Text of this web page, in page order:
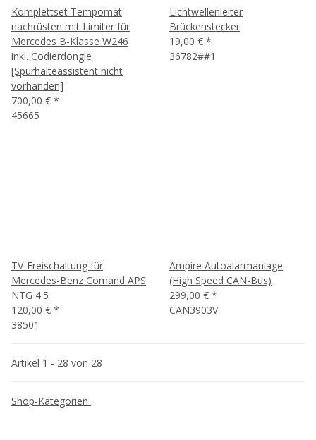
Komplettset Tempomat
nachrüsten mit Limiter für
Mercedes B-Klasse W246
inkl. Codierdongle
[Spurhalteassistent nicht
vorhanden]
700,00 € *
45665
Lichtwellenleiter
Brückenstecker
19,00 € *
36782##1
TV-Freischaltung für
Mercedes-Benz Comand APS
NTG 4.5
120,00 € *
38501
Ampire Autoalarmanlage
(High Speed CAN-Bus)
299,00 € *
CAN3903V
Artikel 1 - 28 von 28
Shop-Kategorien